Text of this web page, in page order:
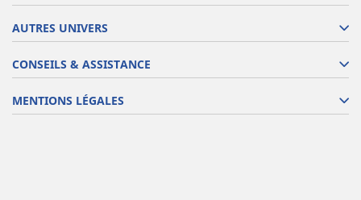
AUTRES UNIVERS
CONSEILS & ASSISTANCE
MENTIONS LÉGALES